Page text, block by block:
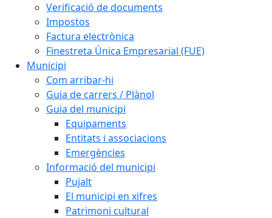
Verificació de documents
Impostos
Factura electrònica
Finestreta Única Empresarial (FUE)
Municipi
Com arribar-hi
Guia de carrers / Plànol
Guia del municipi
Equipaments
Entitats i associacions
Emergències
Informació del municipi
Pujalt
El municipi en xifres
Patrimoni cultural